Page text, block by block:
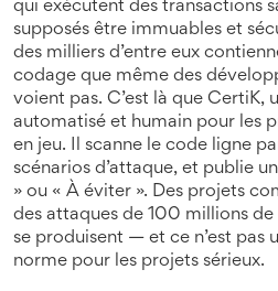
qui exécutent des transactions
supposés être immuables et
des milliers d’entre eux
codage que même des
voient pas. C’est là que CertiK,
automatisé et humain pour les
en jeu. Il scanne le code ligne
scénarios d’attaque, et publie
» ou « À éviter ». Des projets
des attaques de 100 millions de
se produisent — et ce n’est pas
norme pour les projets sérieux.